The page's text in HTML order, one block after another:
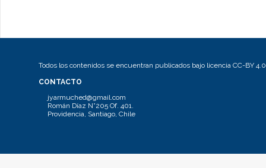
Todos los contenidos se encuentran publicados bajo licencia CC-BY 4.0
CONTACTO
jyarmuched@gmail.com
Román Díaz N°205 Of. 401.
Providencia, Santiago, Chile